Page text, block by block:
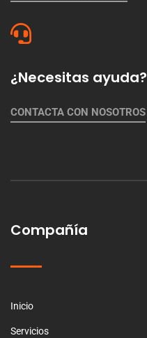
¿Necesitas ayuda?
CONTACTA CON NOSOTROS
Compañía
Inicio
Servicios